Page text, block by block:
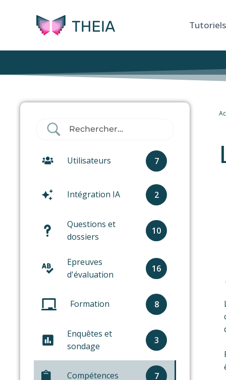
Tutoriels
Utilisateurs 7
Intégration IA 2
Questions et
dossiers
10
Epreuves
d'évaluation
16
Formation 8
Enquêtes et
sondage
3
Compétences 7